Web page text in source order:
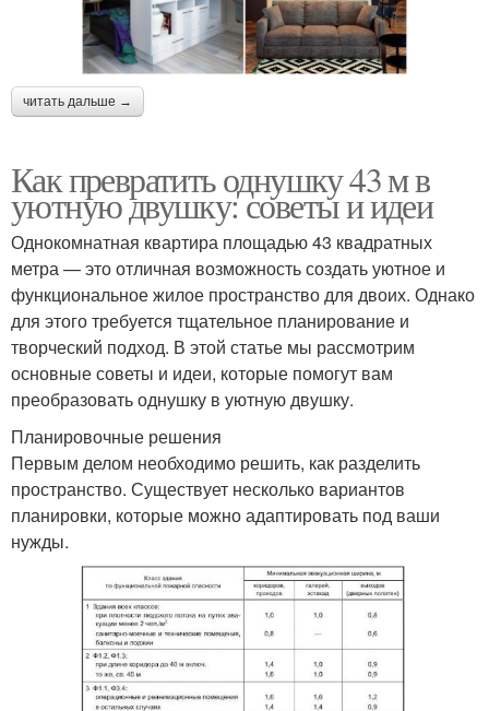
читать дальше →
Как превратить однушку 43 м в
уютную двушку: советы и идеи
Однокомнатная квартира площадью 43 квадратных
метра — это отличная возможность создать уютное и
функциональное жилое пространство для двоих. Однако
для этого требуется тщательное планирование и
творческий подход. В этой статье мы рассмотрим
основные советы и идеи, которые помогут вам
преобразовать однушку в уютную двушку.
Планировочные решения
Первым делом необходимо решить, как разделить
пространство. Существует несколько вариантов
планировки, которые можно адаптировать под ваши
нужды.